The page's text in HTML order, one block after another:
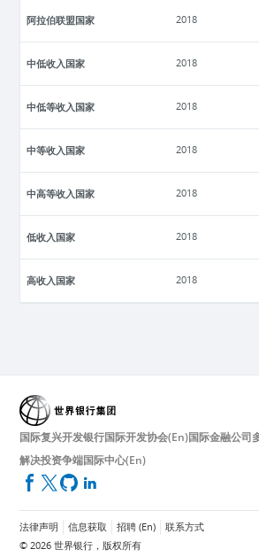
阿拉伯联盟国家 2018
中低收入国家 2018
中低等收入国家 2018
中等收入国家 2018
中高等收入国家 2018
低收入国家 2018
高收入国家 2018
国际复兴开发银行国际开发协会(En)国际金融公司
解决投资争端国际中心(En)
法律声明 信息获取 招聘 (En)
联系方式
©2026 世界银行，版权所有